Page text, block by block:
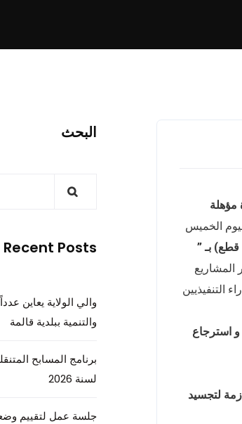
الخميس
منطقة توطين مشاريع استثمارية (08 قطع) بـ ”
التنفيذيين
و استرجاع
لتجسيد
البحث
Recent Posts
والي الولاية يعاين
والتنمية ببلدية قالمة
برنامج المسابح
لسنة 2026
جلسة عمل لتقييم